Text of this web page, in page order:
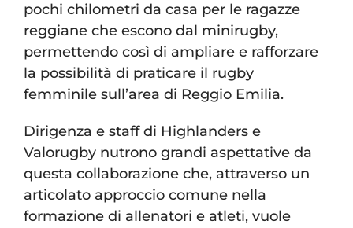
pochi chilometri da casa per le ragazze
reggiane che escono dal minirugby,
permettendo così di ampliare e rafforzare
la possibilità di praticare il rugby
femminile sull’area di Reggio Emilia.
Dirigenza e staff di Highlanders e
Valorugby nutrono grandi aspettative da
questa collaborazione che, attraverso un
articolato approccio comune nella
formazione di allenatori e atleti, vuole